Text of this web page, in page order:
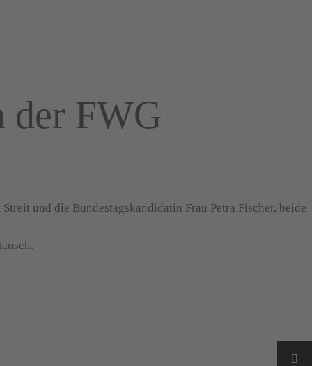
der FWG
und die Bundestagskandidatin Frau Petra Fischer, beide